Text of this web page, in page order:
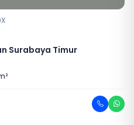
X
Surabaya Timur